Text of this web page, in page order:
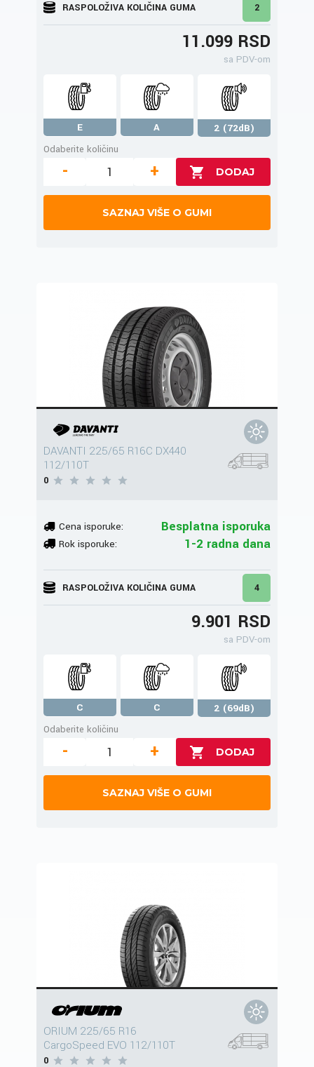
RASPOLOŽIVA KOLIČINA GUMA 2
11.099 RSD
sa PDV-om
E A
2 (72dB)
Odaberite količinu
- +
SAZNAJ VIŠE O GUMI
DAVANTI 225/65 R16C DX440
112/110T
0
Cena isporuke: Besplatna isporuka
Rok isporuke: 1-2 radna dana
RASPOLOŽIVA KOLIČINA GUMA 4
9.901 RSD
sa PDV-om
C C
2 (69dB)
Odaberite količinu
- +
SAZNAJ VIŠE O GUMI
ORIUM 225/65 R16
CargoSpeed EVO 112/110T
0